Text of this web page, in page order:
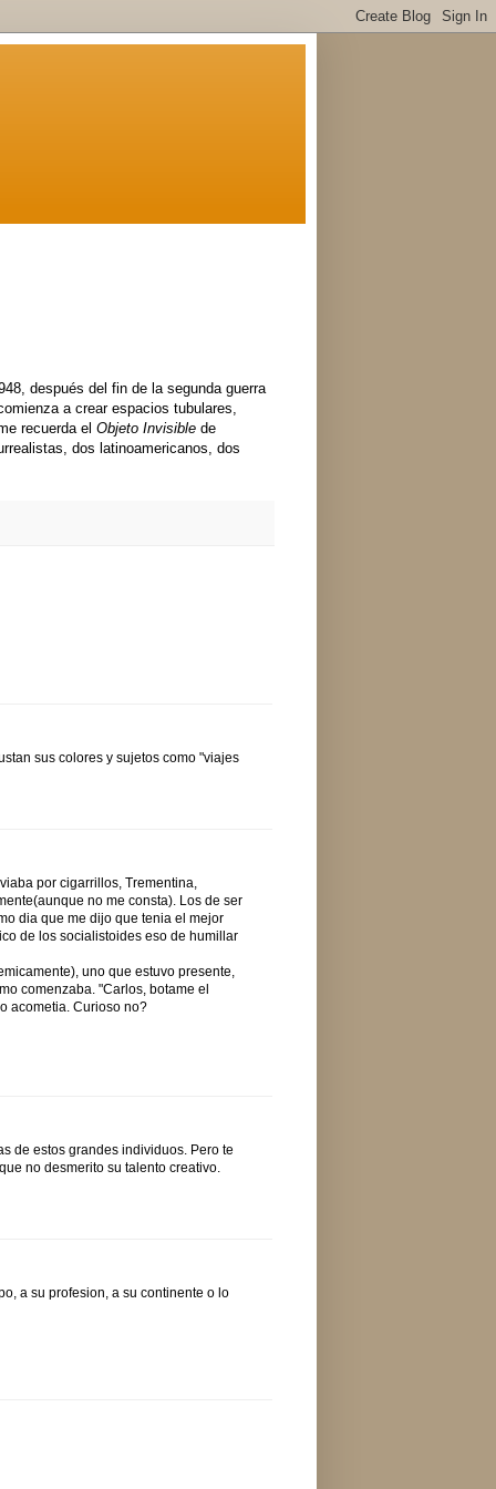
después del fin de la segunda guerra
a crear espacios tubulares,
recuerda el Objeto Invisible de
dos latinoamericanos, dos
sus colores y sujetos como "viajes
por cigarrillos, Trementina,
no me consta). Los de ser
dia que me dijo que tenia el mejor
de los socialistoides eso de humillar
uno que estuvo presente,
comenzaba. "Carlos, botame el
acometia. Curioso no?
de estos grandes individuos. Pero te
no desmerito su talento creativo.
a su profesion, a su continente o lo